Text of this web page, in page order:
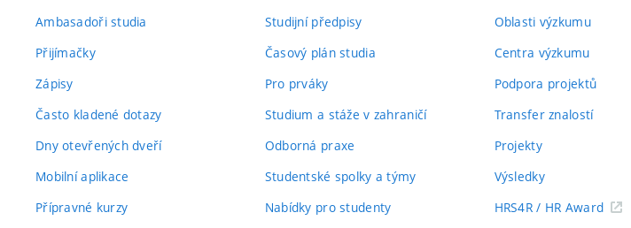
Ambasadoři studia
Přijímačky
Zápisy
Často kladené dotazy
Dny otevřených dveří
Mobilní aplikace
Přípravné kurzy
Studijní předpisy
Časový plán studia
Pro prváky
Studium a stáže v zahraničí
Odborná praxe
Studentské spolky a týmy
Nabídky pro studenty
Oblasti výzkumu
Centra výzkumu
Podpora projektů
Transfer znalostí
Projekty
Výsledky
HRS4R / HR Award